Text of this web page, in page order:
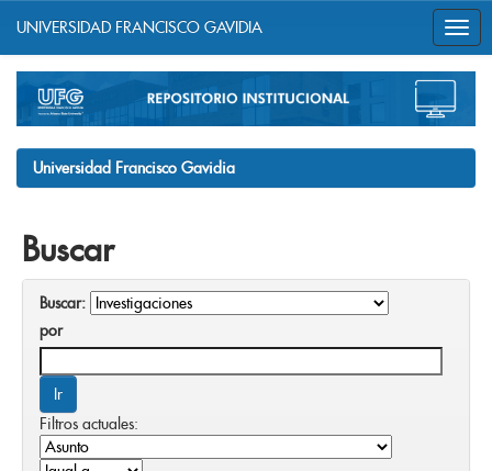
navigation
UNIVERSIDAD FRANCISCO GAVIDIA
Universidad Francisco Gavidia
Buscar
Buscar:
por
Filtros actuales: